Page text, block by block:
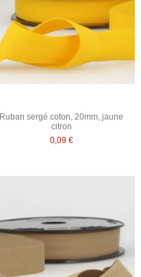
Ruban sergé coton, 20mm, jaune
citron
0,09 €